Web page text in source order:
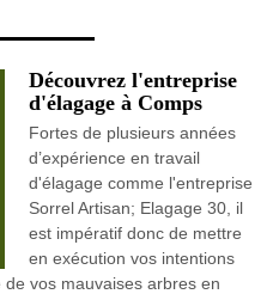
Découvrez l'entreprise
d'élagage à Comps
Fortes de plusieurs années
d’expérience en travail
d'élagage comme l'entreprise
Sorrel Artisan; Elagage 30, il
est impératif donc de mettre
en exécution vos intentions
vos mauvaises arbres en